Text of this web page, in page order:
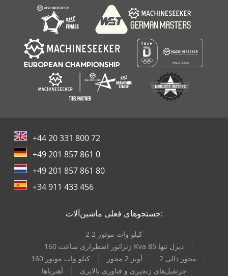
+44 20 331 800 72
+49 201 857 861 0
+49 201 857 861 80
+34 911 433 456
جستجوهای فعلی ماشین‌آلات:
2 2 کیلو وات موتور
ژنراتور اضطراری ساعت 160 Kva دیزل تنها 85
160 کیلو وات موتور
آویز 2 محور
2 محور دالی
آهنرباها
جرثقیل‌های زنجیری و فناوری بالابری